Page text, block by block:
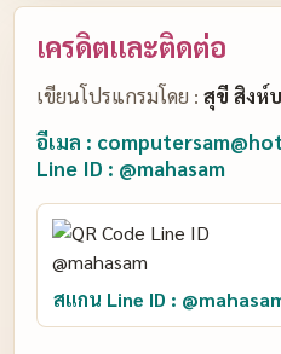
เครดิตและติดต่อ
เขียนโปรแกรมโดย : สุขี สิงห์
อีเมล :
Line ID : @mahasam
สแกน Line ID :